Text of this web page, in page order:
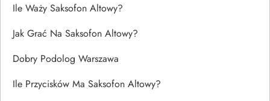
Ile Waży Saksofon Altowy?
Jak Grać Na Saksofon Altowy?
Dobry Podolog Warszawa
Ile Przycisków Ma Saksofon Altowy?